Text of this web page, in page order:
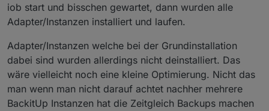
iob start und bisschen gewartet, dann wurden alle
Adapter/Instanzen installiert und laufen.
Adapter/Instanzen welche bei der Grundinstallation
dabei sind wurden allerdings nicht deinstalliert. Das
wäre vielleicht noch eine kleine Optimierung. Nicht das
man wenn man nicht darauf achtet nachher mehrere
BackitUp Instanzen hat die Zeitgleich Backups machen